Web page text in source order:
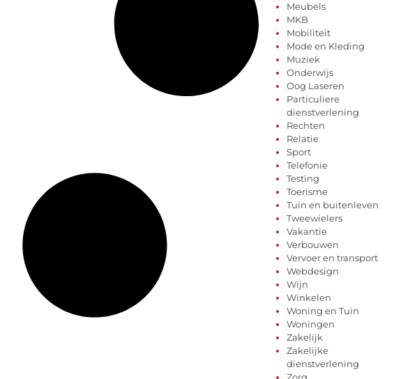
Meubels
MKB
Mobiliteit
Mode en Kleding
Muziek
Onderwijs
Oog Laseren
Particuliere
dienstverlening
Rechten
Relatie
Sport
Telefonie
Testing
Toerisme
Tuin en buitenleven
Tweewielers
Vakantie
Verbouwen
Vervoer en transport
Webdesign
Wijn
Winkelen
Woning en Tuin
Woningen
Zakelijk
Zakelijke
dienstverlening